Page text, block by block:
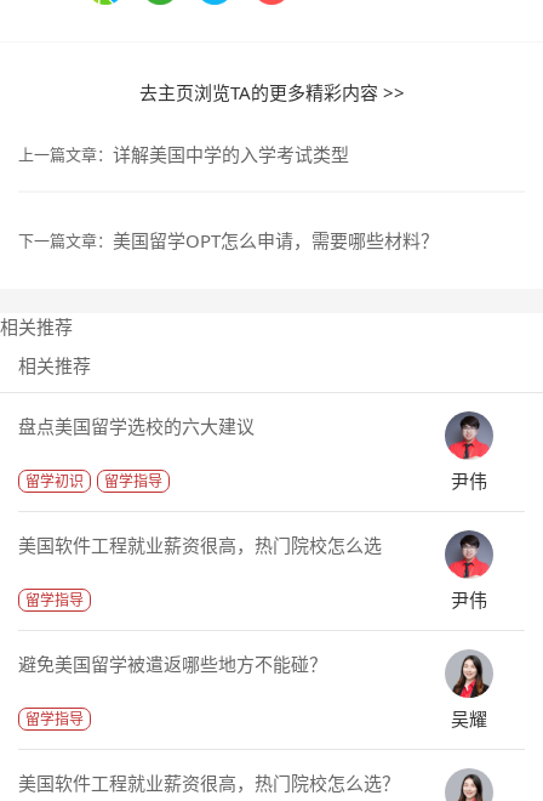
去主页浏览TA的更多精彩内容 >>
上一篇文章： 详解美国中学的入学考试类型
下一篇文章： 美国留学OPT怎么申请，需要哪些材料？
相关推荐
相关推荐
盘点美国留学选校的六大建议
留学初识 留学指导 尹伟
美国软件工程就业薪资很高，热门院校怎么选
留学指导 尹伟
避免美国留学被遣返哪些地方不能碰？
留学指导 吴耀
美国软件工程就业薪资很高，热门院校怎么选？